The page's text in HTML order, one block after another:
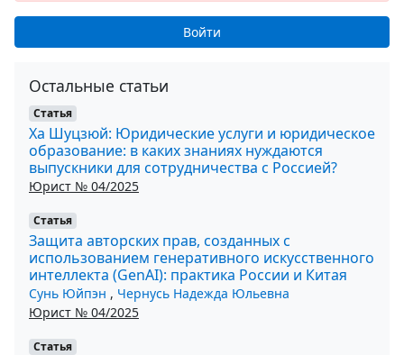
Войти
Остальные статьи
Статья
Ха Шуцзюй: Юридические услуги и юридическое
образование: в каких знаниях нуждаются
выпускники для сотрудничества с Россией?
Юрист № 04/2025
Статья
Защита авторских прав, созданных с
использованием генеративного искусственного
интеллекта (GenAI): практика России и Китая
Сунь Юйпэн , Чернусь Надежда Юльевна
Юрист № 04/2025
Статья